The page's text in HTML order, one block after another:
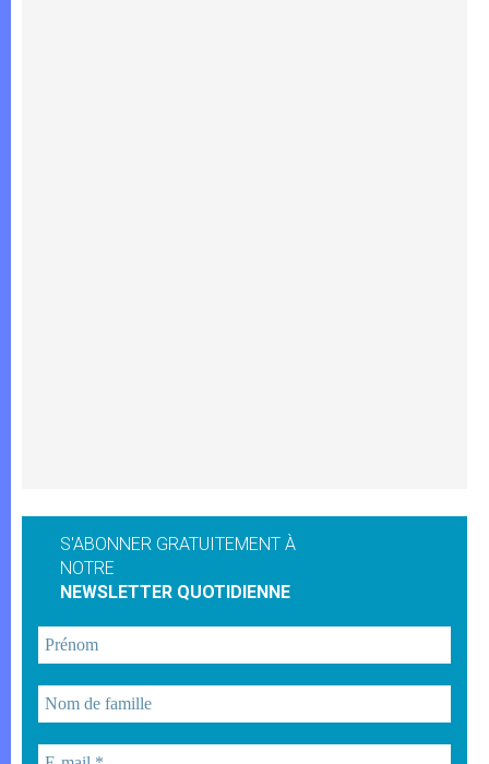
S'ABONNER GRATUITEMENT À
NOTRE
NEWSLETTER QUOTIDIENNE